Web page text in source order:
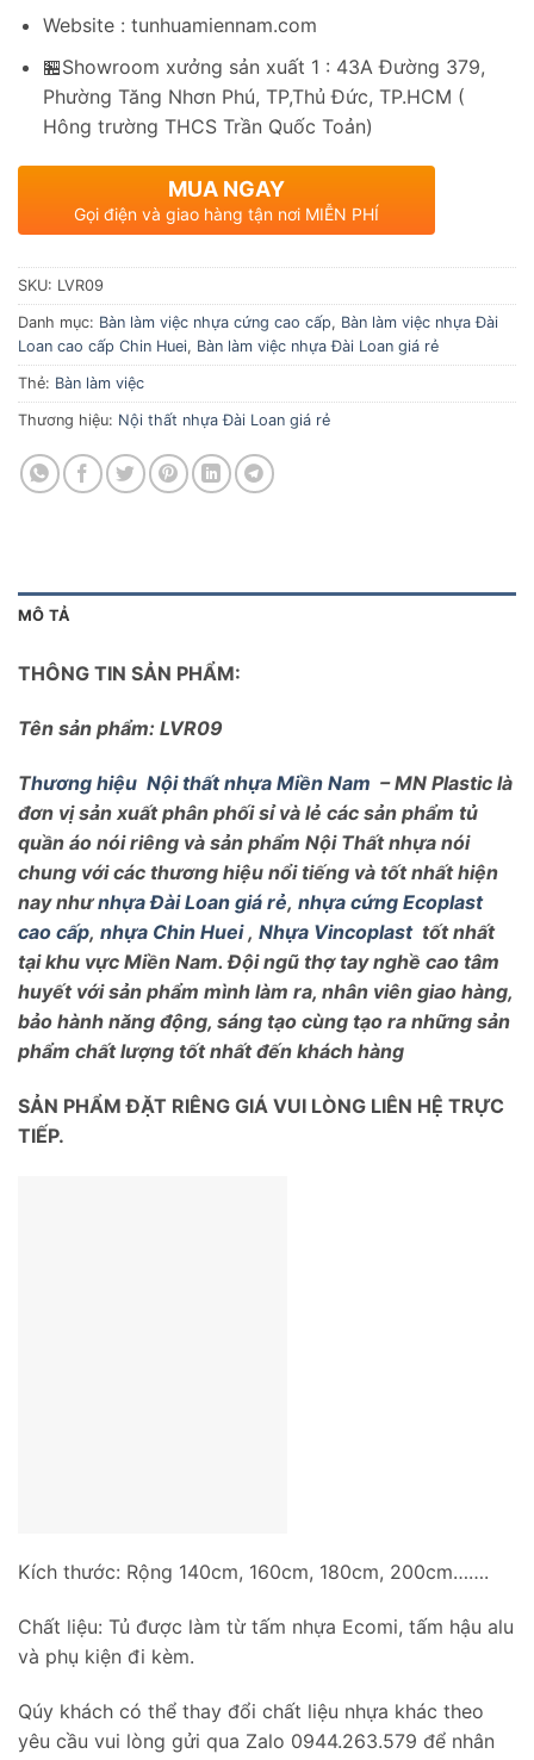
Website : tunhuamiennam.com
🏪Showroom xưởng sản xuất 1 : 43A Đường 379,
Phường Tăng Nhơn Phú, TP,Thủ Đức, TP.HCM (
Hông trường THCS Trần Quốc Toản)
MUA NGAY
Gọi điện và giao hàng tận nơi MIỄN PHÍ
SKU: LVR09
Danh mục: Bàn làm việc nhựa cứng cao cấp, Bàn làm việc nhựa Đài
Loan cao cấp Chin Huei, Bàn làm việc nhựa Đài Loan giá rẻ
Thẻ: Bàn làm việc
Thương hiệu: Nội thất nhựa Đài Loan giá rẻ
MÔ TẢ
THÔNG TIN SẢN PHẨM:
Tên sản phẩm: LVR09
Thương hiệu Nội thất nhựa Miền Nam – MN Plastic là
đơn vị sản xuất phân phối sỉ và lẻ các sản phẩm tủ
quần áo nói riêng và sản phẩm Nội Thất nhựa nói
chung với các thương hiệu nổi tiếng và tốt nhất hiện
nay nhưnhựa Đài Loan giá rẻ, nhựa cứng Ecoplast
cao cấp, nhựa Chin Huei, Nhựa Vincoplasttốt nhất
tại khu vực Miền Nam. Đội ngũ thợ tay nghề cao tâm
huyết với sản phẩm mình làm ra, nhân viên giao hàng,
bảo hành năng động, sáng tạo cùng tạo ra những sản
phẩm chất lượng tốt nhất đến khách hàng
SẢN PHẨM ĐẶT RIÊNG GIÁ VUI LÒNG LIÊN HỆ TRỰC
TIẾP.
Kích thước: Rộng 140cm, 160cm, 180cm, 200cm…….
Chất liệu: Tủ được làm từ tấm nhựa Ecomi, tấm hậu alu
và phụ kiện đi kèm.
Qúy khách có thể thay đổi chất liệu nhựa khác theo
yêu cầu vui lòng gửi qua Zalo 0944.263.579 để nhân